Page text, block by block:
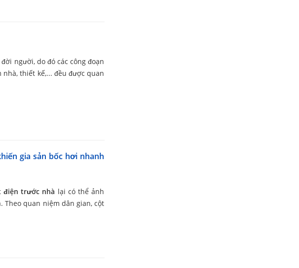
người, do đó các công đoạn
thiết kế,... đều được quan
gia sản bốc hơi nhanh
điện trước nhà lại có thể ảnh
Theo quan niệm dân gian, cột